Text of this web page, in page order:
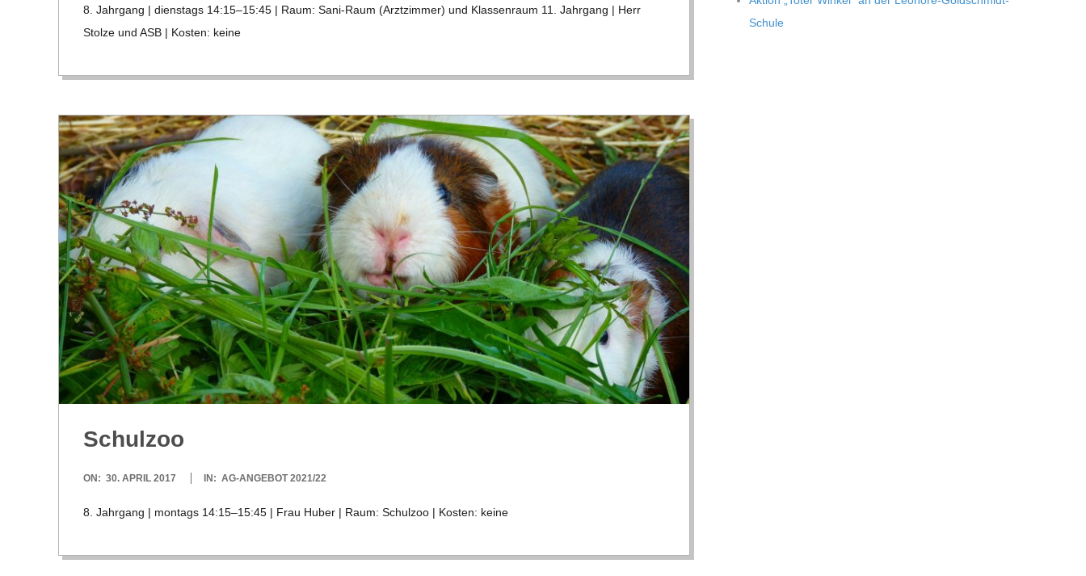
C
H
M
I
D
T
-
S
C
H
U
L
E
8. Jahr­gang | diens­tags 14:15–15:45 | Raum: Sani-Raum (Arzt­zim­mer) und Klas­sen­raum 11. Jahr­gang | Herr
Stolze und ASB | Kos­ten: keine
Schul­zoo
2017-
ON: 30. APRIL 2017 IN: AG-ANGEBOT 2021/22
8. Jahr­gang | mon­tags 14:15–15:45 | Frau Huber | Raum: Schul­zoo | Kos­ten: keine
Schule